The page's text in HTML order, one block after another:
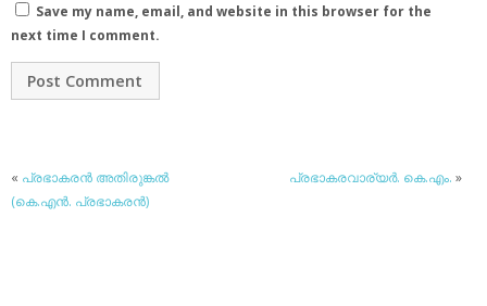
Save my name, email, and website in this browser for the
next time I comment.
« പ്രഭാകരന്‍ അതിരുങ്കല്‍
(കെ.എന്‍. പ്രഭാകരന്‍)
പ്രഭാകരവാര്യര്‍. കെ.എം. »